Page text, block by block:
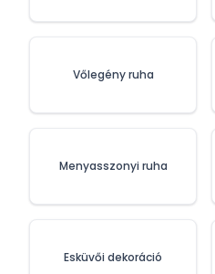
Vőlegény ruha
Menyasszonyi ruha
Esküvői dekoráció